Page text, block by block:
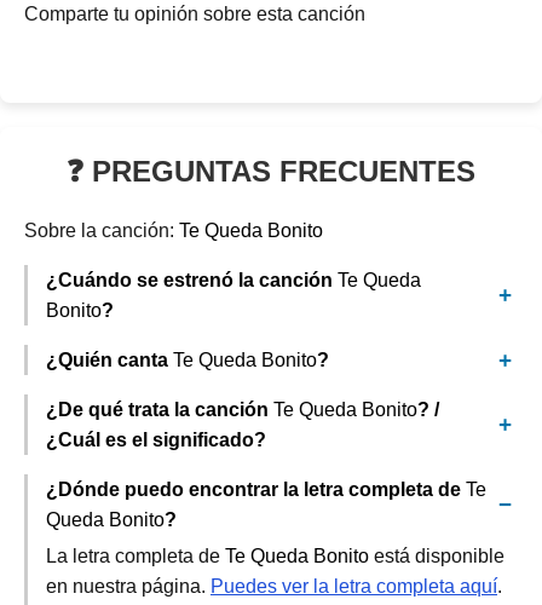
Comparte tu opinión sobre esta canción
❓ PREGUNTAS FRECUENTES
Sobre la canción: Te Queda Bonito
¿Cuándo se estrenó la canción Te Queda
Bonito?
¿Quién canta Te Queda Bonito?
¿De qué trata la canción Te Queda Bonito? /
¿Cuál es el significado?
¿Dónde puedo encontrar la letra completa de Te
Queda Bonito?
La letra completa de Te Queda Bonito está disponible
en nuestra página. Puedes ver la letra completa aquí.